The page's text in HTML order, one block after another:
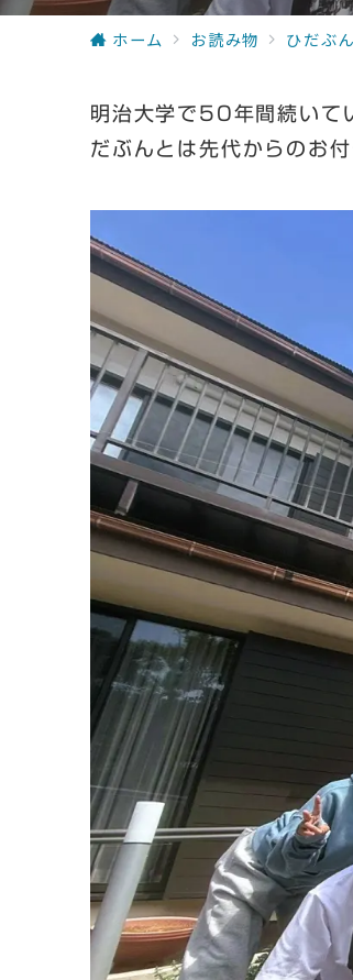
ホーム お読み物 ひだぶ
明治大学で50年間続いて
だぶんとは先代からのお